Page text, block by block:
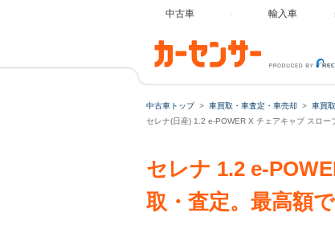
中古車 輸入車
中古車トップ 車買取・車査定・車売却 車買
セレナ(日産) 1.2 e-POWER X チェアキャブ スロ
セレナ 1.2 e-
取・査定。最高額